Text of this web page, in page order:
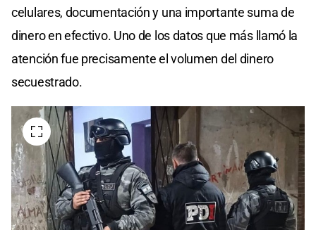
celulares, documentación y una importante suma de
dinero en efectivo. Uno de los datos que más llamó la
atención fue precisamente el volumen del dinero
secuestrado.